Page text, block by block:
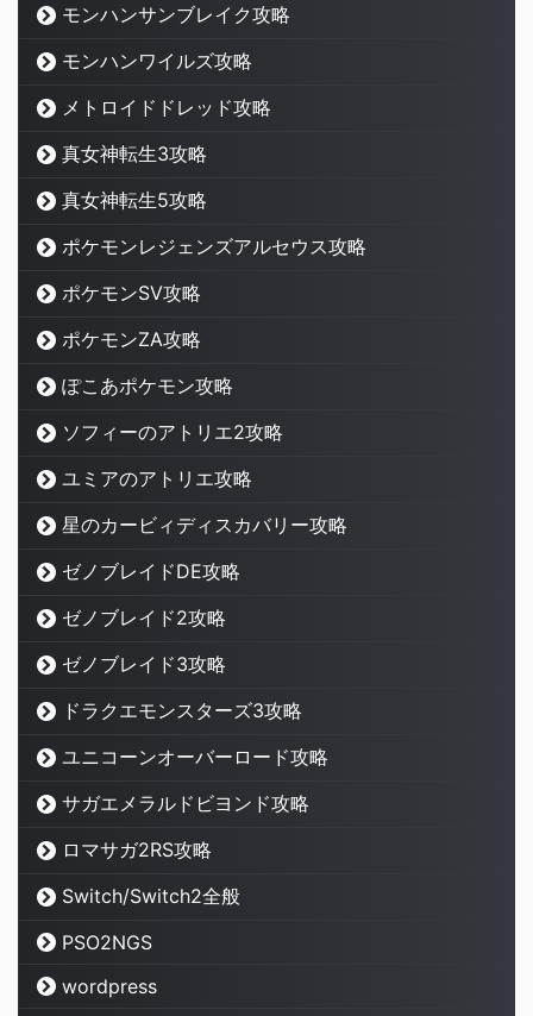
モンハンサンブレイク攻略
モンハンワイルズ攻略
メトロイドドレッド攻略
真女神転生3攻略
真女神転生5攻略
ポケモンレジェンズアルセウス攻略
ポケモンSV攻略
ポケモンZA攻略
ぽこあポケモン攻略
ソフィーのアトリエ2攻略
ユミアのアトリエ攻略
星のカービィディスカバリー攻略
ゼノブレイドDE攻略
ゼノブレイド2攻略
ゼノブレイド3攻略
ドラクエモンスターズ3攻略
ユニコーンオーバーロード攻略
サガエメラルドビヨンド攻略
ロマサガ2RS攻略
Switch/Switch2全般
PSO2NGS
wordpress